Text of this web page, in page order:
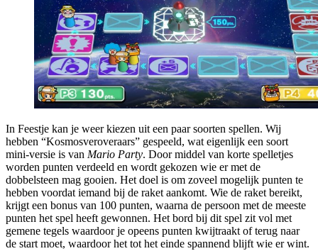
In Feestje kan je weer kiezen uit een paar soorten spellen. Wij
hebben “Kosmosveroveraars” gespeeld, wat eigenlijk een soort
mini-versie is van Mario Party. Door middel van korte spelletjes
worden punten verdeeld en wordt gekozen wie er met de
dobbelsteen mag gooien. Het doel is om zoveel mogelijk punten te
hebben voordat iemand bij de raket aankomt. Wie de raket bereikt,
krijgt een bonus van 100 punten, waarna de persoon met de meeste
punten het spel heeft gewonnen. Het bord bij dit spel zit vol met
gemene tegels waardoor je opeens punten kwijtraakt of terug naar
de start moet, waardoor het tot het einde spannend blijft wie er wint.